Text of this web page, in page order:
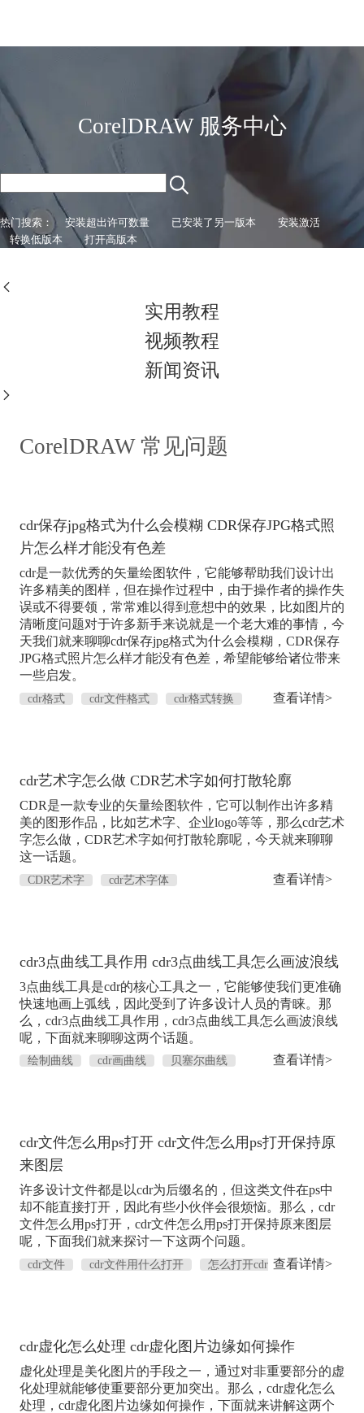
产品
教程
老用户福利
购买
CorelDRAW 服务中心
热门搜索： 安装超出许可数量 已安装了另一版本
安装激活
转换低版本
打开高版本
实用教程
视频教程
新闻资讯
CorelDRAW 常见问题
cdr保存jpg格式为什么会模糊 CDR保存JPG格式照
片怎么样才能没有色差
cdr是一款优秀的矢量绘图软件，它能够帮助我们设计出
许多精美的图样，但在操作过程中，由于操作者的操作失
误或不得要领，常常难以得到意想中的效果，比如图片的
清晰度问题对于许多新手来说就是一个老大难的事情，今
天我们就来聊聊cdr保存jpg格式为什么会模糊，CDR保存
JPG格式照片怎么样才能没有色差，希望能够给诸位带来
一些启发。
cdr格式 cdr文件格式 cdr格式转换 查看详情>
cdr艺术字怎么做 CDR艺术字如何打散轮廓
CDR是一款专业的矢量绘图软件，它可以制作出许多精
美的图形作品，比如艺术字、企业logo等等，那么cdr艺术
字怎么做，CDR艺术字如何打散轮廓呢，今天就来聊聊
这一话题。
CDR艺术字 cdr艺术字体 查看详情>
cdr3点曲线工具作用 cdr3点曲线工具怎么画波浪线
3点曲线工具是cdr的核心工具之一，它能够使我们更准确
快速地画上弧线，因此受到了许多设计人员的青睐。那
么，cdr3点曲线工具作用，cdr3点曲线工具怎么画波浪线
呢，下面就来聊聊这两个话题。
绘制曲线 cdr画曲线 贝塞尔曲线 查看详情>
cdr文件怎么用ps打开 cdr文件怎么用ps打开保持原
来图层
许多设计文件都是以cdr为后缀名的，但这类文件在ps中
却不能直接打开，因此有些小伙伴会很烦恼。那么，cdr
文件怎么用ps打开，cdr文件怎么用ps打开保持原来图层
呢，下面我们就来探讨一下这两个问题。
cdr文件 cdr文件用什么打开
怎么打开cdr 查看详情>
cdr虚化怎么处理 cdr虚化图片边缘如何操作
虚化处理是美化图片的手段之一，通过对非重要部分的虚
化处理就能够使重要部分更加突出。那么，cdr虚化怎么
处理，cdr虚化图片边缘如何操作，下面就来讲解这两个